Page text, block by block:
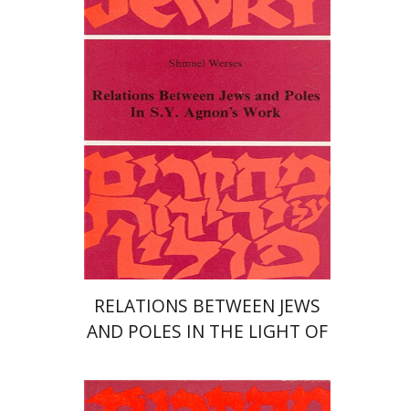
הנחת אתר ספר מודפס
$17
$15
RELATIONS BETWEEN JEWS
AND POLES IN THE LIGHT OF